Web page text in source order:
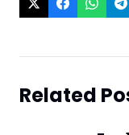
Related